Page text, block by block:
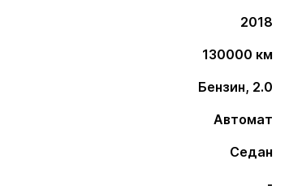
2018
130000 км
Бензин, 2.0
Автомат
Седан
-